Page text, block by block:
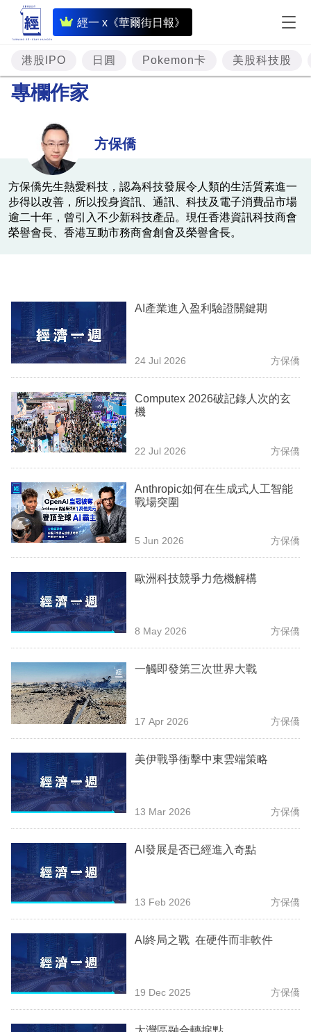
經一 x《華爾街日報》
即
時
財
經
樓
市
商
業
科
職
場
生
活
時
事
專
訂
閱
專
港股IPO 日圓 Pokemon卡 美股科技股
專欄作家
方保僑
方保僑先生熱愛科技，認為科技發展令人類的生活質素進一
步得以改善，所以投身資訊、通訊、科技及電子消費品市場
逾二十年，曾引入不少新科技產品。現任香港資訊科技商會
榮譽會長、香港互動市務商會創會及榮譽會長。
AI產業進入盈利驗證關鍵期
24 Jul 2026 方保僑
Computex 2026破記錄人次的玄
機
22 Jul 2026 方保僑
Anthropic如何在生成式人工智能
戰場突圍
5 Jun 2026 方保僑
歐洲科技競爭力危機解構
8 May 2026 方保僑
一觸即發第三次世界大戰
17 Apr 2026 方保僑
美伊戰爭衝擊中東雲端策略
13 Mar 2026 方保僑
AI發展是否已經進入奇點
13 Feb 2026 方保僑
AI終局之戰 在硬件而非軟件
19 Dec 2025 方保僑